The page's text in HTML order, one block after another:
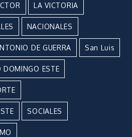
LA VICTORIA
NACIONALES
DE GUERRA San Luis
DOMINGO ESTE
SOCIALES